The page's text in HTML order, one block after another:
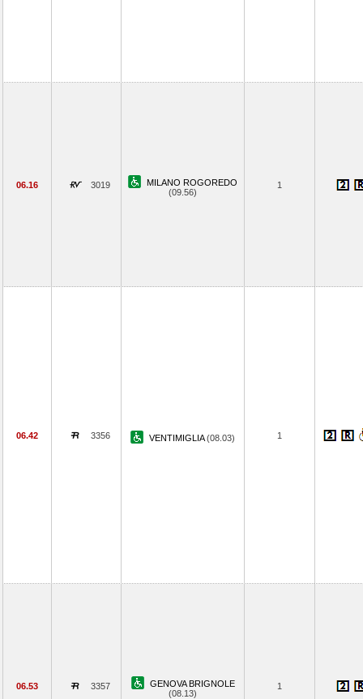
06.16 3019
MILANO ROGOREDO
(09.56)
1
06.42 3356 VENTIMIGLIA(08.03) 1
06.53 3357
GENOVA BRIGNOLE
(08.13)
1